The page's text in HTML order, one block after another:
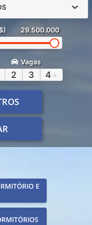
29.500.000
Vagas
2 3 4 +
E